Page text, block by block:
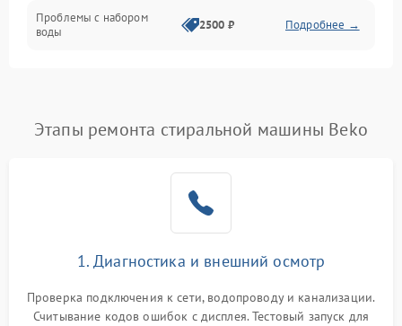
Проблемы с набором
воды
2500 ₽ Подробнее →
Замена платы управления Подробнее →
Этапы ремонта стиральной машины Beko
1. Диагностика и внешний осмотр
Проверка подключения к сети, водопроводу и канализации.
Считывание кодов ошибок с дисплея. Тестовый запуск для